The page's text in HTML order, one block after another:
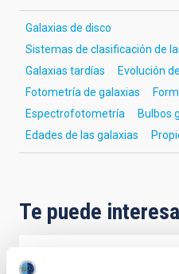
Galaxias de disco
Sistemas de clasificación de
Galaxias tardías
Evolución
Fotometría de galaxias
Espectrofotometría
Bulbos
Edades de las galaxias
Te puede